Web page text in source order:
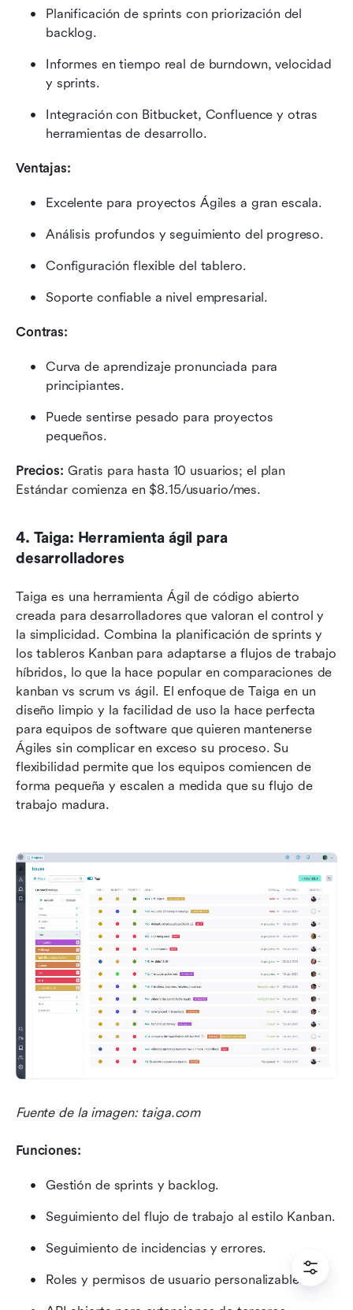
Planificación de sprints con priorización del
backlog.
Informes en tiempo real de burndown, velocidad
y sprints.
Integración con Bitbucket, Confluence y otras
herramientas de desarrollo.
Ventajas:
Excelente para proyectos Ágiles a gran escala.
Análisis profundos y seguimiento del progreso.
Configuración flexible del tablero.
Soporte confiable a nivel empresarial.
Contras:
Curva de aprendizaje pronunciada para
principiantes.
Puede sentirse pesado para proyectos
pequeños.
Precios: Gratis para hasta 10 usuarios; el plan
Estándar comienza en $8.15/usuario/mes.
4. Taiga: Herramienta ágil para
desarrolladores
Taiga es una herramienta Ágil de código abierto
creada para desarrolladores que valoran el control y
la simplicidad. Combina la planificación de sprints y
los tableros Kanban para adaptarse a flujos de trabajo
híbridos, lo que la hace popular en comparaciones de
kanban vs scrum vs ágil. El enfoque de Taiga en un
diseño limpio y la facilidad de uso la hace perfecta
para equipos de software que quieren mantenerse
Ágiles sin complicar en exceso su proceso. Su
flexibilidad permite que los equipos comiencen de
forma pequeña y escalen a medida que su flujo de
trabajo madura.
Fuente de la imagen: taiga.com
Funciones:
Gestión de sprints y backlog.
Seguimiento del flujo de trabajo al estilo Kanban.
Seguimiento de incidencias y errores.
Roles y permisos de usuario personalizables.